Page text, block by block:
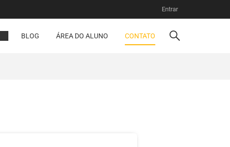
Entrar
BLOG ÁREA DO ALUNO CONTATO